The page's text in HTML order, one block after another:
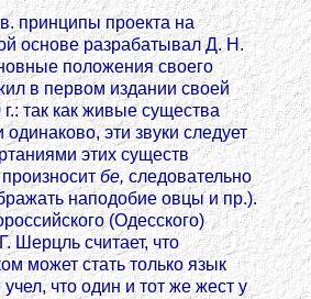
принципы проекта на
основе разрабатывал Д. Н.
положения своего
в первом издании своей
так как живые существа
одинаково, эти звуки следует
этих существ
бе,следовательно
наподобие овцы и пр.).
(Одесского)
Шерцль считает, что
может стать только язык
что один и тот же жест у